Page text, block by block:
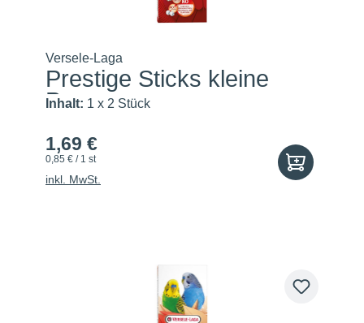
Versele-Laga
Prestige Sticks kleine
Papa...
Inhalt: 1 x 2 Stück
1,69 €
0,85 € / 1 st
inkl. MwSt.